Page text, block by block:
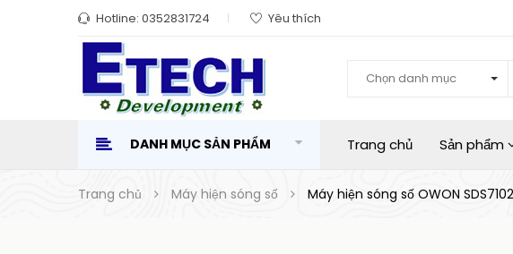
Hotline: 0352831724 Yêu thích
Chọn danh mục
DANH MỤC SẢN PHẨM Trang chủ Sản phẩm
Trang chủ Máy hiện sóng số Máy hiện sóng số OWON